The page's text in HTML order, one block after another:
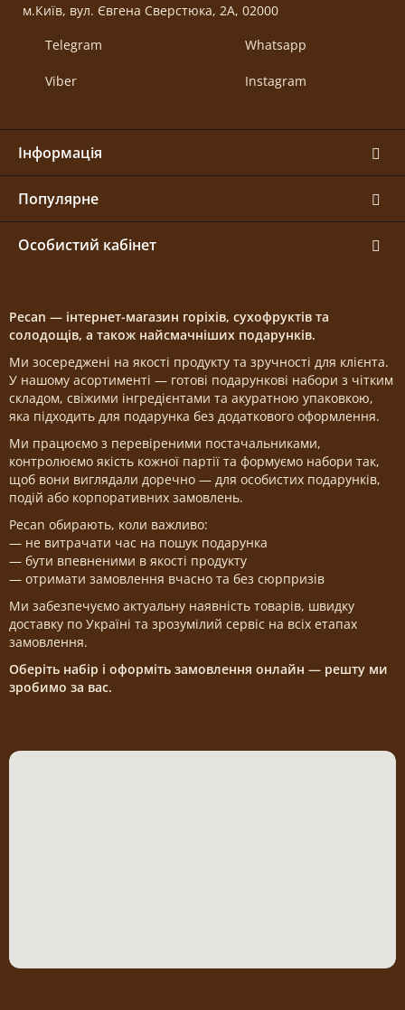
м.Київ, вул. Євгена Сверстюка, 2А, 02000
Telegram
Viber
Whatsapp
Instagram
Інформація
Популярне
Особистий кабінет
Pecan — інтернет-магазин горіхів, сухофруктів та
солодощів, а також найсмачніших подарунків.
Ми зосереджені на якості продукту та зручності для клієнта.
У нашому асортименті — готові подарункові набори з чітким
складом, свіжими інгредієнтами та акуратною упаковкою,
яка підходить для подарунка без додаткового оформлення.
Ми працюємо з перевіреними постачальниками,
контролюємо якість кожної партії та формуємо набори так,
щоб вони виглядали доречно — для особистих подарунків,
подій або корпоративних замовлень.
Pecan обирають, коли важливо:
— не витрачати час на пошук подарунка
— бути впевненими в якості продукту
— отримати замовлення вчасно та без сюрпризів
Ми забезпечуємо актуальну наявність товарів, швидку
доставку по Україні та зрозумілий сервіс на всіх етапах
замовлення.
Оберіть набір і оформіть замовлення онлайн — решту ми
зробимо за вас.